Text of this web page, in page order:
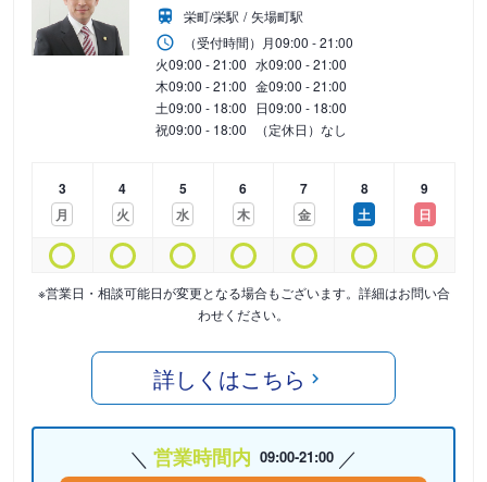
栄町/栄駅
矢場町駅
（受付時間） 月09:00 - 21:00
火09:00 - 21:00 水09:00 - 21:00
木09:00 - 21:00 金09:00 - 21:00
土09:00 - 18:00 日09:00 - 18:00
祝09:00 - 18:00 （定休日）なし
3
月
4
火
5
水
6
木
7
金
8
土
9
日
※営業日・相談可能日が変更となる場合もございます。詳細はお問い合
わせください。
詳しくはこちら
営業時間内 09:00-21:00